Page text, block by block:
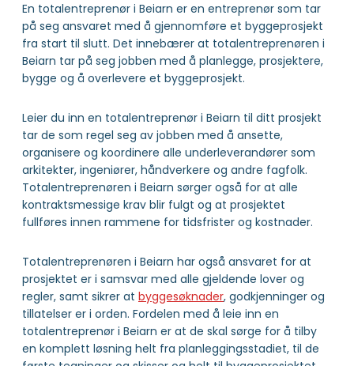
En totalentreprenør i Beiarn er en entreprenør som tar
på seg ansvaret med å gjennomføre et byggeprosjekt
fra start til slutt. Det innebærer at totalentreprenøren i
Beiarn tar på seg jobben med å planlegge, prosjektere,
bygge og å overlevere et byggeprosjekt.
Leier du inn en totalentreprenør i Beiarn til ditt prosjekt
tar de som regel seg av jobben med å ansette,
organisere og koordinere alle underleverandører som
arkitekter, ingeniører, håndverkere og andre fagfolk.
Totalentreprenøren i Beiarn sørger også for at alle
kontraktsmessige krav blir fulgt og at prosjektet
fullføres innen rammene for tidsfrister og kostnader.
Totalentreprenøren i Beiarn har også ansvaret for at
prosjektet er i samsvar med alle gjeldende lover og
regler, samt sikrer at byggesøknader, godkjenninger og
tillatelser er i orden. Fordelen med å leie inn en
totalentreprenør i Beiarn er at de skal sørge for å tilby
en komplett løsning helt fra planleggingsstadiet, til de